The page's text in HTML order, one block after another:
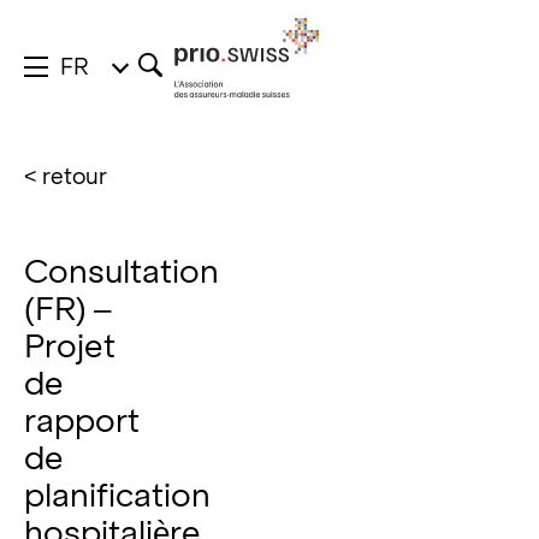
FR
< retour
Consultation
(FR) –
Projet
de
rapport
de
planification